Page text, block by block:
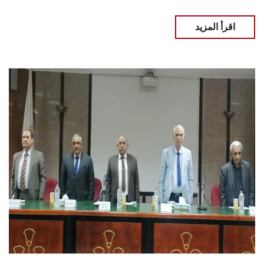
اقرأ المزيد